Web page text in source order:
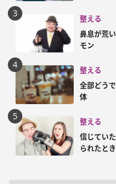
整える
鼻息が荒
モン
整える
全部どう
体
整える
信じてい
られたと